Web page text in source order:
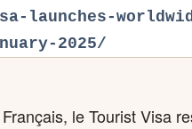
launches-
2025/
le Tourist Visa